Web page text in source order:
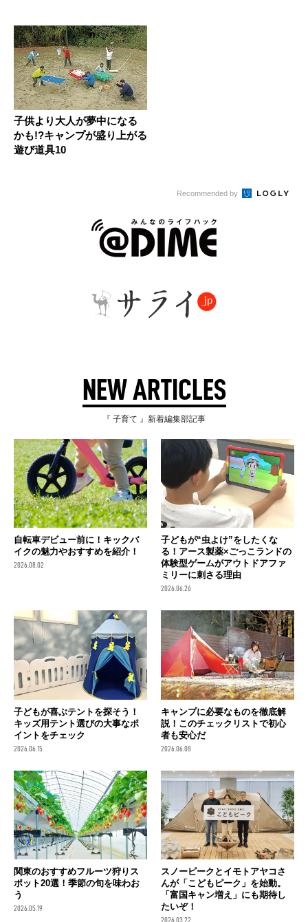
子供より大人が夢中になる
かも!?キャンプが盛り上がる
遊び道具10
Recommended by
NEW ARTICLES
『 子育て 』新着編集部記事
自転車デビュー前に！キックバ
イクの魅力やおすすめを紹介！
2026.08.02
子どもが“虫よけ”をしたくな
る！アース製薬×ごっこランドの
体験型ゲームがアウトドアファ
ミリーに刺さる理由
2026.06.26
子どもが喜ぶテントを探そう！
キッズ用テント選びの大事なポ
イントをチェック
2026.06.15
キャンプに必要なものを徹底解
説！このチェックリストで初心
者も安心だ
2026.06.08
関東のおすすめフルーツ狩りス
ポット20選！季節の旬を味わお
う
2026.05.19
スノーピークとイモトアヤコさ
んが「こどもピーク」を始動。
「富国キャン増え」にも期待し
たいぞ！
2026.03.22